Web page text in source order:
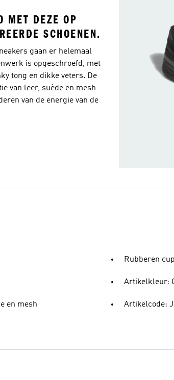
MET DEZE OP
SCHOENEN.
gaan er helemaal
is opgeschroefd, met
tong en dikke veters. De
van leer, suède en mesh
van de energie van de
en mesh
Rubberen
Artikelkleur:
Artikelcode: